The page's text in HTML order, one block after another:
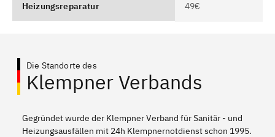
Heizungsreparatur 49€
Die Standorte des
Klempner Verbands
Gegründet wurde der Klempner Verband für Sanitär - und
Heizungsausfällen mit 24h Klempnernotdienst schon 1995.